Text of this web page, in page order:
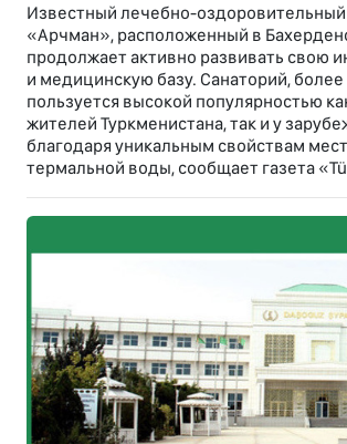
Известный лечебно-
«Арчман», расположенный в
продолжает активно развивать свою
и медицинскую базу. Санаторий, более
пользуется высокой популярностью
жителей Туркменистана, так и у
благодаря уникальным свойствам
термальной воды, сообщает газета